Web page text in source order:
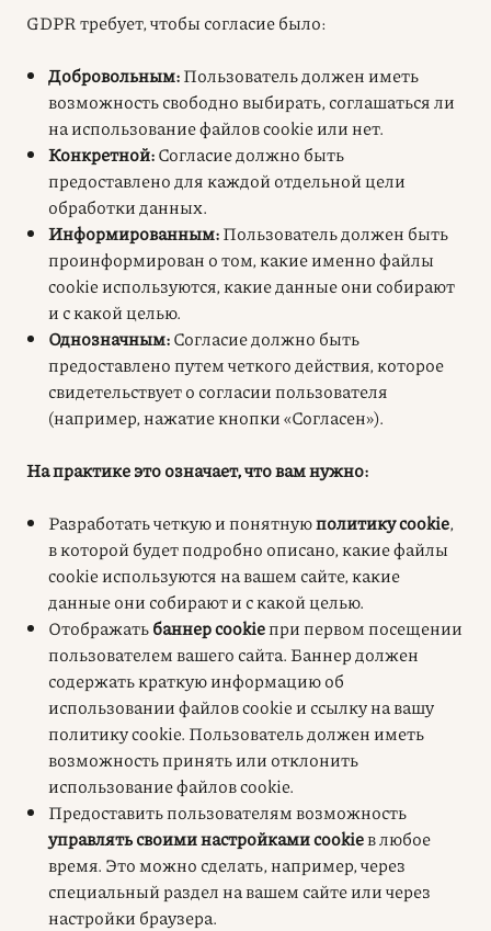
GDPR требует, чтобы согласие было:
Добровольным:Пользователь должен иметь
возможность свободно выбирать, соглашаться ли
на использование файлов cookie или нет.
Конкретной:Согласие должно быть
предоставлено для каждой отдельной цели
обработки данных.
Информированным:Пользователь должен быть
проинформирован о том, какие именно файлы
cookie используются, какие данные они собирают
и с какой целью.
Однозначным:Согласие должно быть
предоставлено путем четкого действия, которое
свидетельствует о согласии пользователя
(например, нажатие кнопки «Согласен»).
На практике это означает, что вам нужно:
Разработать четкую и понятнуюполитику cookie,
в которой будет подробно описано, какие файлы
cookie используются на вашем сайте, какие
данные они собирают и с какой целью.
Отображатьбаннер cookieпри первом посещении
пользователем вашего сайта. Баннер должен
содержать краткую информацию об
использовании файлов cookie и ссылку на вашу
политику cookie. Пользователь должен иметь
возможность принять или отклонить
использование файлов cookie.
Предоставить пользователям возможность
управлять своими настройками cookieв любое
время. Это можно сделать, например, через
специальный раздел на вашем сайте или через
настройки браузера.